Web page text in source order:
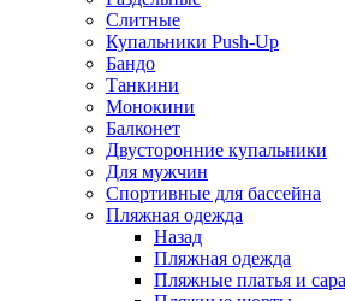
Слитные
Купальники Push-Up
Бандо
Танкини
Монокини
Балконет
Двусторонние купальники
Для мужчин
Спортивные для бассейна
Пляжная одежда
Назад
Пляжная одежда
Пляжные платья и